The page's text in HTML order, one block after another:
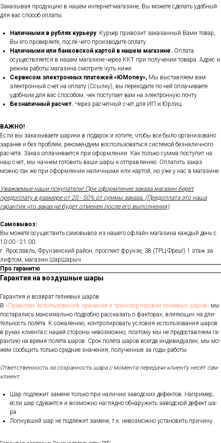
Заказывая продукцию в нашем интернет-магазине, Вы можете сделать удобный
для вас способ оплаты:
Наличными в рублях курьеру. Курьер привозит заказанный Вами товар,
Вы его проверяете, после чего производите оплату.
Наличными или банковской картой в нашем магазине. Оплата
осуществляется в нашем магазине через ККТ при получении товара. Адрес и
режим работы магазина смотрите чуть ниже.
Сервисом электронных платежей «ЮMoney», Мы выставляем вам
электронный счет на оплату (Ссылку), вы переходите по ней оплачиваете
удобным для вас способом, чек поступает вам на электронную почту.
Безналичный расчет. Через расчетный счет для ИП и Юрлиц.
ВАЖНО!
Если вы заказываете шарики в подарок и хотите, чтобы все было организовано
заранее и без проблем, рекомендуем воспользоваться системой безналичного
расчета. Заказ оплачивается при оформлении. Как только сумма поступит на
наш счет, мы начнем готовить ваши шары к отправлению. Оплатить заказ
можно так же при оформлении наличными или картой, но уже у нас в магазине.
Уважаемые наши покупатели! При оформление заказа магазин берет
предоплату в размере от 20 - 50% от суммы заказа. (Предоплата это наша
гарантия что заказ не будет отменен после его выполнения)
Самовывоз:
Вы можете осуществить самовывоз из нашего офлайн магазина каждый день с
10:00 - 21:00
г. Ярославль, Фрунзенский район, проспект фрунзе, 38 (ТРЦ Фреш!) 1 этаж за
лифтом, магазин ШарШарыч.
Про гаранитю
Гарантия на воздушные шары
Га­ран­тия и воз­врат ге­ли­евых ша­ров
В «Пра­ви­лах ис­поль­зо­ва­ния, хра­не­ния и тран­спор­ти­ров­ки ге­ли­евых ша­ров» мы
пос­та­рались мак­си­маль­но под­робно рас­ска­зать о фак­то­рах, вли­яющих на дли­
тель­ность по­лёта. К со­жале­нию, кон­тро­лиро­вать ус­ло­вия ис­поль­зо­вания ша­ров
в ру­ках кли­ен­та с на­шей сто­роны не­воз­можно, по­это­му мы не пре­дос­тавля­ем га­
ран­тию на вре­мя по­лёта ша­ров. Срок по­лёта ша­ров всег­да ин­ди­виду­ален, мы мо­
жем со­об­щить толь­ко сред­ние зна­чения, по­лучен­ные за го­ды ра­боты.
От­ветс­твен­ность за сох­ранность ша­ра с мо­мен­та пе­реда­чи кли­ен­ту не­сёт сам
кли­ент.
Шар под­ле­жит за­мене толь­ко при на­личии за­вод­ских де­фек­тов. Нап­ри­мер,
ес­ли шар сду­ва­ет­ся и воз­можно наг­лядно об­на­ружить за­вод­ской де­фект ша­
ра.
Лоп­нувший шар не под­ле­жит за­мене, т.к. не­воз­можно ус­та­новить при­чину.